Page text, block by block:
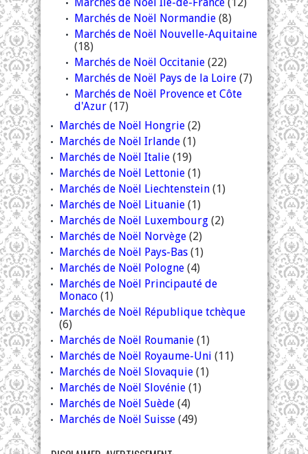
Marchés de Noël Normandie (8)
Marchés de Noël Nouvelle-Aquitaine
(18)
Marchés de Noël Occitanie (22)
Marchés de Noël Pays de la Loire (7)
Marchés de Noël Provence et Côte
d'Azur (17)
Marchés de Noël Hongrie (2)
Marchés de Noël Irlande (1)
Marchés de Noël Italie (19)
Marchés de Noël Lettonie (1)
Marchés de Noël Liechtenstein (1)
Marchés de Noël Lituanie (1)
Marchés de Noël Luxembourg (2)
Marchés de Noël Norvège (2)
Marchés de Noël Pays-Bas (1)
Marchés de Noël Pologne (4)
Marchés de Noël Principauté de
Monaco (1)
Marchés de Noël République tchèque
(6)
Marchés de Noël Roumanie (1)
Marchés de Noël Royaume-Uni (11)
Marchés de Noël Slovaquie (1)
Marchés de Noël Slovénie (1)
Marchés de Noël Suède (4)
Marchés de Noël Suisse (49)